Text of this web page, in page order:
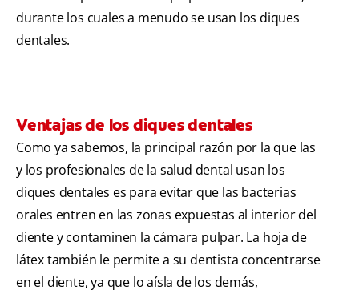
durante los cuales a menudo se usan los diques
dentales.
Ventajas de los diques dentales
Como ya sabemos, la principal razón por la que las
y los profesionales de la salud dental usan los
diques dentales es para evitar que las bacterias
orales entren en las zonas expuestas al interior del
diente y contaminen la cámara pulpar. La hoja de
látex también le permite a su dentista concentrarse
en el diente, ya que lo aísla de los demás,